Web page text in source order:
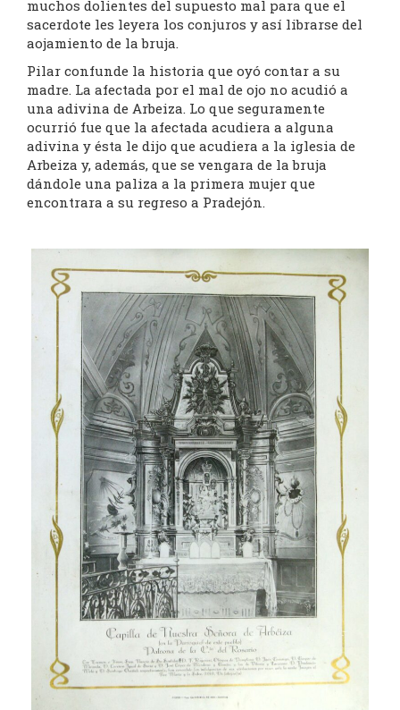
muchos dolientes del supuesto mal para que el
sacerdote les leyera los conjuros y así librarse del
aojamiento de la bruja.
Pilar confunde la historia que oyó contar a su
madre. La afectada por el mal de ojo no acudió a
una adivina de Arbeiza. Lo que seguramente
ocurrió fue que la afectada acudiera a alguna
adivina y ésta le dijo que acudiera a la iglesia de
Arbeiza y, además, que se vengara de la bruja
dándole una paliza a la primera mujer que
encontrara a su regreso a Pradejón.